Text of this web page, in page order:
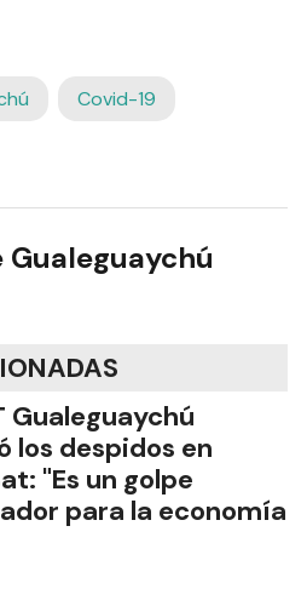
Covid-19
Gualeguaychú
Gualeguaychú
los despidos en
"Es un golpe
para la economía